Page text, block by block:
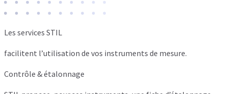
Les services STIL
facilitent l’utilisation de vos instruments de mesure.
Contrôle & étalonnage